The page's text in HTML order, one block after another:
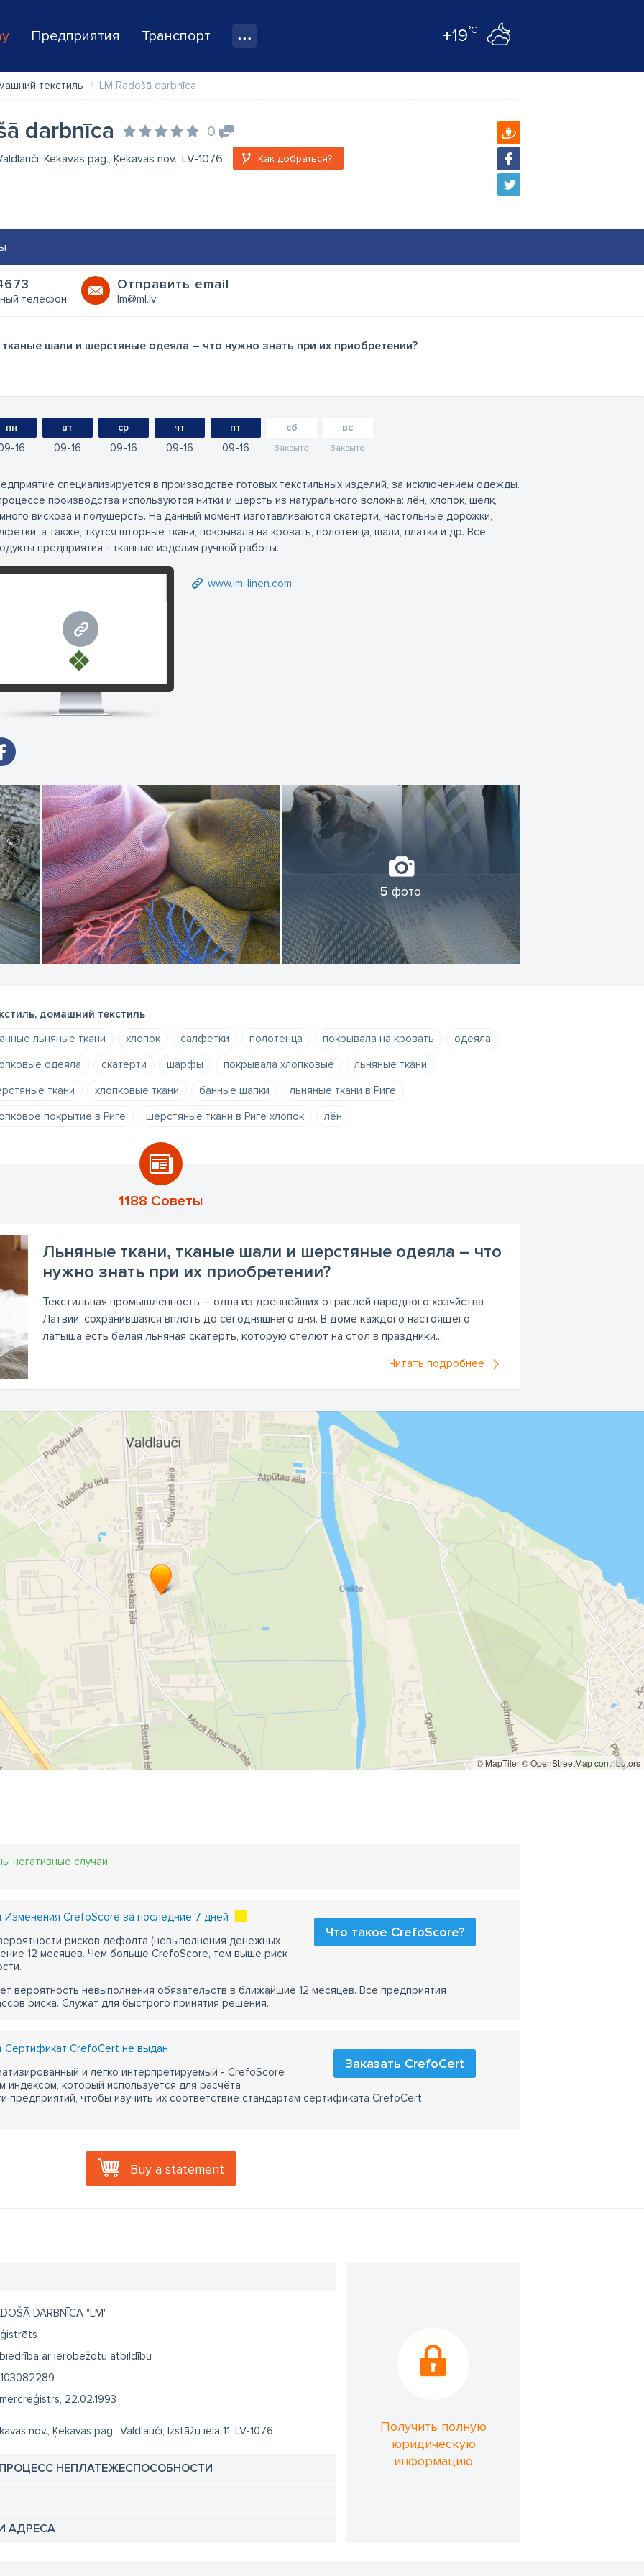
Предприятия Транспорт +19°C
текстиль LM Radošā darbnīca
darbnīca 0
Ķekavas pag., Ķekavas nov., LV-1076 Как добраться?
телефон
Oтправить email
lm@ml.lv
шали и шерстяные одеяла – что нужно знать при их приобретении?
пн
16
вт
09 16
ср
09 16
чт
09 16
пт
09 16
сб
Закрыто
вс
Закрыто
специализируется в производстве готовых текстильных изделий, за исключением одежды.
производства используются нитки и шерсть из натурального волокна: лён, хлопок, шёлк,
вискоза и полушерсть. На данный момент изготавливаются скатерти, настольные дорожки,
а также, ткутся шторные ткани, покрывала на кровать, полотенца, шали, платки и др. Все
предприятия - тканные изделия ручной работы.
www.lm-linen.com
www.lm-linen.com
5 фото
домашний текстиль
льняные ткани
хлопок салфетки полотенца покрывала на кровать
одеяла
одеяла
скатерти шарфы покрывала хлопковые
льняные ткани
ткани
хлопковые ткани банные шапки
льняные ткани в Риге
покрытие в Риге
шерстяные ткани в Риге хлопок лён
1188 Советы
Льняные ткани, тканые шали и шерстяные одеяла – что
нужно знать при их приобретении?
Текстильная промышленность – одна из древнейших отраслей народного хозяйства
Латвии, сохранившаяся вплоть до сегодняшнего дня. В доме каждого настоящего
латыша есть белая льняная скатерть, которую стелют на стол в праздники....
Читать подробнее
© MapTiler© OpenStreetMap contributors
негативные случаи
Изменения CrefoScore за последние 7 дней
Что такое CrefoScore?
рисков дефолта (невыполнения денежных
12 месяцев. Чем больше CrefoScore, тем выше риск
вероятность невыполнения обязательств в ближайшие 12 месяцев. Все предприятия
риска. Служат для быстрого принятия решения.
Сертификат CrefoCert не выдан
Заказать CrefoCert
и легко интерпретируемый - CrefoScore
индексом, который используется для расчёта
предприятий, чтобы изучить их соответствие стандартам сертификата CrefoCert.
Buy a statement
DARBNĪCA "LM"
ar ierobežotu atbildību
22.02.1993
nov., Ķekavas pag., Valdlauči, Izstāžu iela 11, LV-1076
НЕПЛАТЕЖЕСПОСОБНОСТИ
АДРЕСА
Получить полную
юридическую
информацию